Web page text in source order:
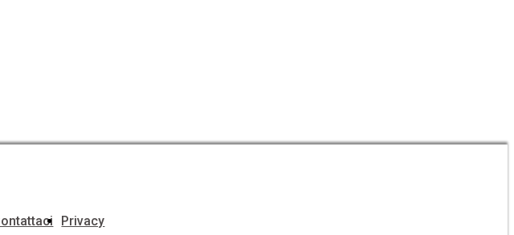
Privacy